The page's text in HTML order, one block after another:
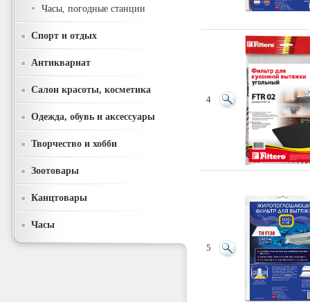
Часы, погодные станции
Спорт и отдых
Антиквариат
Салон красоты, косметика
Одежда, обувь и аксессуары
Творчество и хобби
Зоотовары
Канцтовары
Часы
4
5